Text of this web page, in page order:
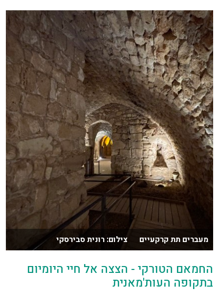
מעברים תת קרקעיים צילום: רונית סבירסקי
החמאם הטורקי - הצצה אל חיי היומיום
בתקופה העות'מאנית